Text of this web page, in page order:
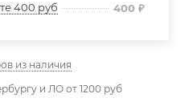
400 руб 400 ₽
из наличия
и ЛО от 1200 руб